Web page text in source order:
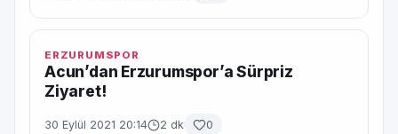
ERZURUMSPOR
Acun’dan Erzurumspor’a Sürpriz
Ziyaret!
30 Eylül 2021 20:14 2 dk 0